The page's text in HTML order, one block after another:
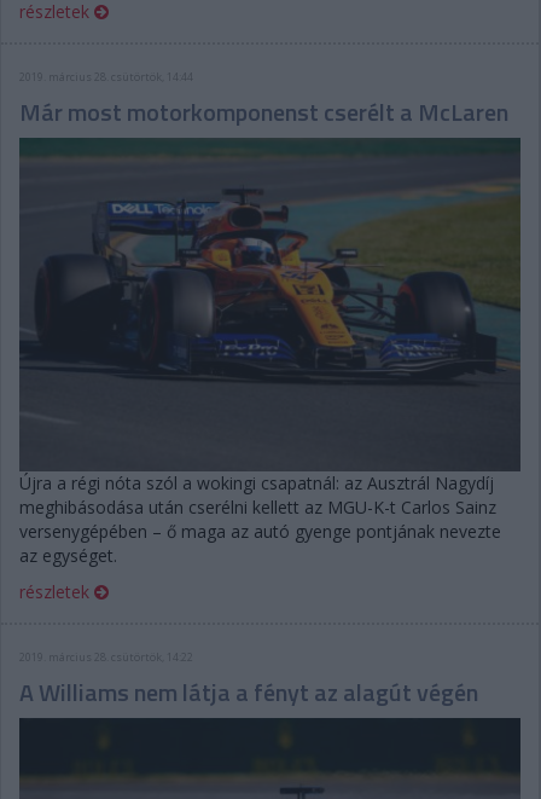
részletek
2019. március 28. csütörtök, 14:44
Már most motorkomponenst cserélt a McLaren
Újra a régi nóta szól a wokingi csapatnál: az Ausztrál Nagydíj
meghibásodása után cserélni kellett az MGU-K-t Carlos Sainz
versenygépében – ő maga az autó gyenge pontjának nevezte
az egységet.
részletek
2019. március 28. csütörtök, 14:22
A Williams nem látja a fényt az alagút végén